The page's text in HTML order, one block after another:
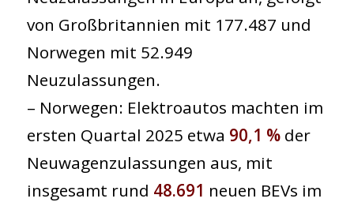
von Großbritannien mit 177.487 und
Norwegen mit 52.949
Neuzulassungen.
– Norwegen: Elektroautos machten im
ersten Quartal 2025 etwa 90,1 %der
Neuwagenzulassungen aus, mit
insgesamt rund 48.691 neuen BEVs im